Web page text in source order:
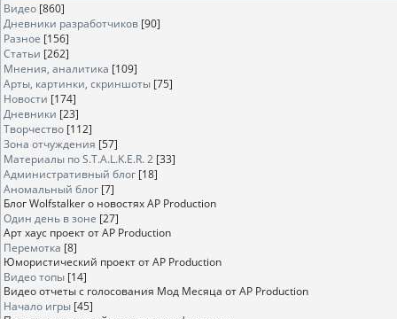
Видео [860]
Дневники разработчиков [90]
Разное [156]
Статьи [262]
Мнения, аналитика [109]
Арты, картинки, скриншоты [75]
Новости [174]
Дневники [23]
Творчество [112]
Зона отчуждения [57]
Материалы по S.T.A.L.K.E.R. 2 [33]
Административный блог [18]
Аномальный блог [7]
Блог Wolfstalker о новостях AP Production
Один день в зоне [27]
Арт хаус проект от AP Production
Перемотка [8]
Юмористический проект от AP Production
Видео топы [14]
Видео отчеты с голосования Мод Месяца от AP Production
Начало игры [45]